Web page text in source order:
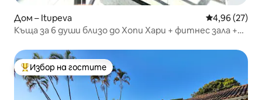
Дом – Itupeva Средна
4,96 (27)
Къща за 6 души близо до Хопи Хари + фитнес зала +
Най-популярен избор на гостите
Избор на гостите